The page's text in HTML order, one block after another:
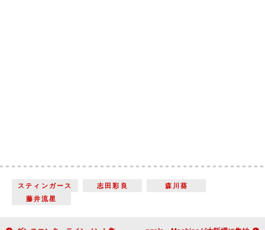
スティンガース 志田彩良
森川葵
藤井流星